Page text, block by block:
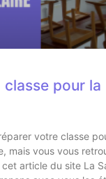
classe pour
votre classe
mais vous vous
cet article du site La